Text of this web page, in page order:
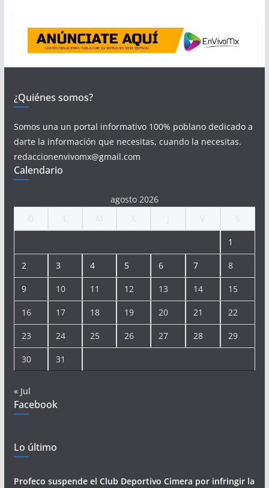
¿Quiénes somos?
Somos una un portal informativo 100% poblano dedicado a
darte la información que necesitas, cuando la necesitas.
redaccionenvivomx@gmail.com
Calendario
agosto 2026
1
2 3 4 5 6 7 8
9 10 11 12 13 14 15
16 17 18 19 20 21 22
23 24 25 26 27 28 29
30 31
« Jul
Facebook
Lo último
Profeco suspende el Club Deportivo Cimera por infringir la